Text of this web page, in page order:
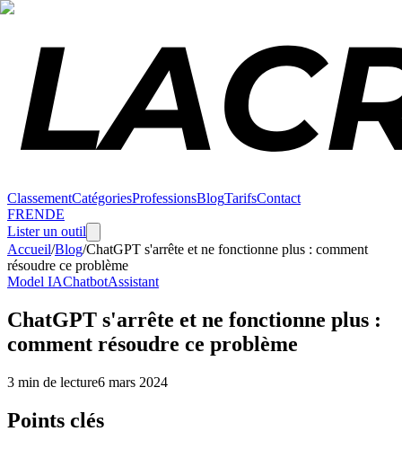
ClassementCatégoriesProfessionsBlogTarifsContact
FRENDE
Lister un outil
Accueil/Blog/ChatGPT s'arrête et ne fonctionne plus : comment
résoudre ce problème
Model IAChatbotAssistant
ChatGPT s'arrête et ne fonctionne plus :
comment résoudre ce problème
3 min de lecture6 mars 2024
Points clés